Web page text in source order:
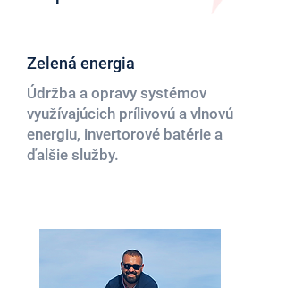
Zelená energia
Údržba a opravy systémov
využívajúcich prílivovú a vlnovú
energiu, invertorové batérie a
ďalšie služby.